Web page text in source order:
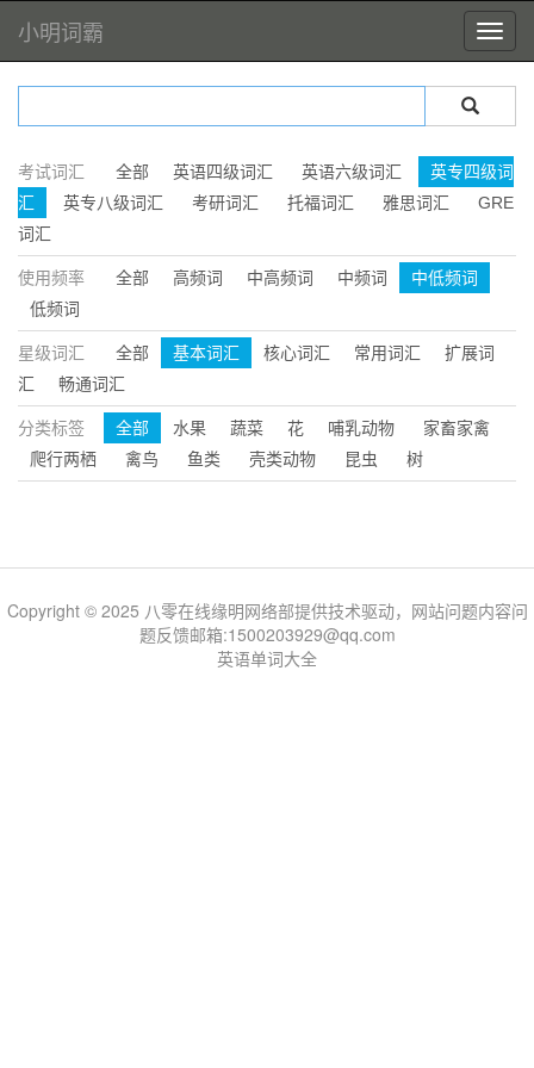
小明词霸
考试词汇 全部 英语四级词汇 英语六级词汇
英专四级词
汇
英专八级词汇 考研词汇 托福词汇 雅思词汇
GRE
词汇
使用频率 全部 高频词 中高频词 中频词
中低频词
低频词
星级词汇 全部 基本词汇 核心词汇 常用词汇
扩展词
汇
畅通词汇
分类标签 全部 水果 蔬菜 花 哺乳动物
家畜家禽
爬行两栖
禽鸟 鱼类 壳类动物 昆虫 树
Copyright © 2025 八零在线缘明网络部提供技术驱动，网站问题内容问
题反馈邮箱:1500203929@qq.com
英语单词大全